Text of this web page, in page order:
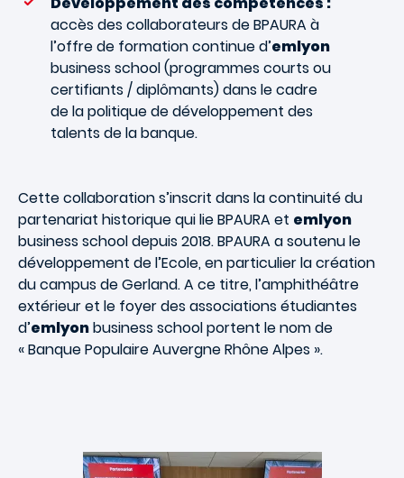
accès des collaborateurs de BPAURA à
l’offre de formation continue d’emlyon
business school (programmes courts ou
certifiants / diplômants) dans le cadre
de la politique de développement des
talents de la banque.
Cette collaboration s’inscrit dans la continuité du
partenariat historique qui lie BPAURA et emlyon
business school depuis 2018. BPAURA a soutenu le
développement de l’Ecole, en particulier la création
du campus de Gerland. A ce titre, l’amphithéâtre
extérieur et le foyer des associations étudiantes
d’emlyonbusiness school portent le nom de
« Banque Populaire Auvergne Rhône Alpes ».
Images